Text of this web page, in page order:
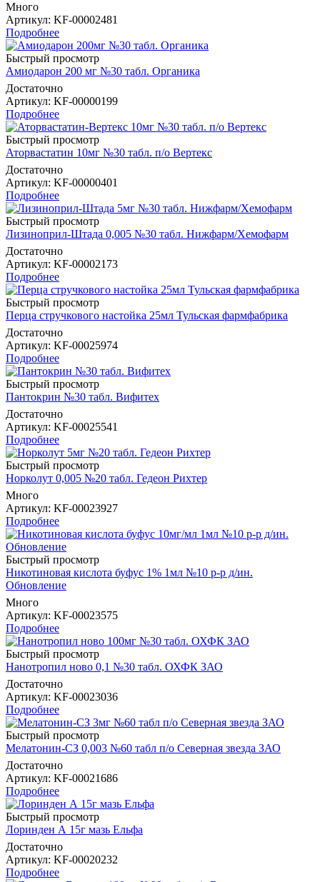
Много
Артикул: KF-00002481
Подробнее
Быстрый просмотр
Амиодарон 200 мг №30 табл. Органика
Достаточно
Артикул: KF-00000199
Подробнее
Быстрый просмотр
Аторвастатин 10мг №30 табл. п/о Вертекс
Достаточно
Артикул: KF-00000401
Подробнее
Быстрый просмотр
Лизиноприл-Штада 0,005 №30 табл. Нижфарм/Хемофарм
Достаточно
Артикул: KF-00002173
Подробнее
Быстрый просмотр
Перца стручкового настойка 25мл Тульская фармфабрика
Достаточно
Артикул: KF-00025974
Подробнее
Быстрый просмотр
Пантокрин №30 табл. Вифитех
Достаточно
Артикул: KF-00025541
Подробнее
Быстрый просмотр
Норколут 0,005 №20 табл. Гедеон Рихтер
Много
Артикул: KF-00023927
Подробнее
Быстрый просмотр
Никотиновая кислота буфус 1% 1мл №10 р-р д/ин.
Обновление
Много
Артикул: KF-00023575
Подробнее
Быстрый просмотр
Нанотропил ново 0,1 №30 табл. ОХФК ЗАО
Достаточно
Артикул: KF-00023036
Подробнее
Быстрый просмотр
Мелатонин-СЗ 0,003 №60 табл п/о Северная звезда ЗАО
Достаточно
Артикул: KF-00021686
Подробнее
Быстрый просмотр
Лоринден А 15г мазь Ельфа
Достаточно
Артикул: KF-00020232
Подробнее